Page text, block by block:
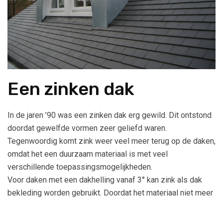
Een zinken dak
In de jaren ’90 was een zinken dak erg gewild. Dit ontstond
doordat gewelfde vormen zeer geliefd waren.
Tegenwoordig komt zink weer veel meer terug op de daken,
omdat het een duurzaam materiaal is met veel
verschillende toepassingsmogelijkheden.
Voor daken met een dakhelling vanaf 3° kan zink als dak
bekleding worden gebruikt. Doordat het materiaal niet meer